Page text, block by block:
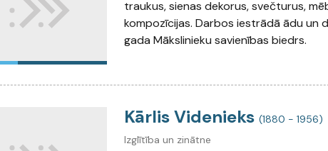
traukus, sienas dekorus, svečturus,
kompozīcijas. Darbos iestrādā ādu un
gada Mākslinieku savienības biedrs.
Kārlis Videnieks (1880 - 1956)
Izglītība un zinātne